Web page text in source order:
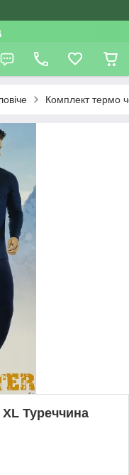
Комплект термо
Туреччина